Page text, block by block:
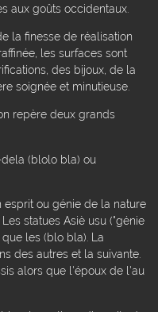
aux goûts occidentaux.
la finesse de réalisation
les surfaces sont
des bijoux, de la
soignée et minutieuse.
repère deux grands
dela (blolo bla) ou
esprit ou génie de la nature
statues Asiè usu ("génie
les (blo bla). La
des autres et la suivante.
alors que l'époux de l'au